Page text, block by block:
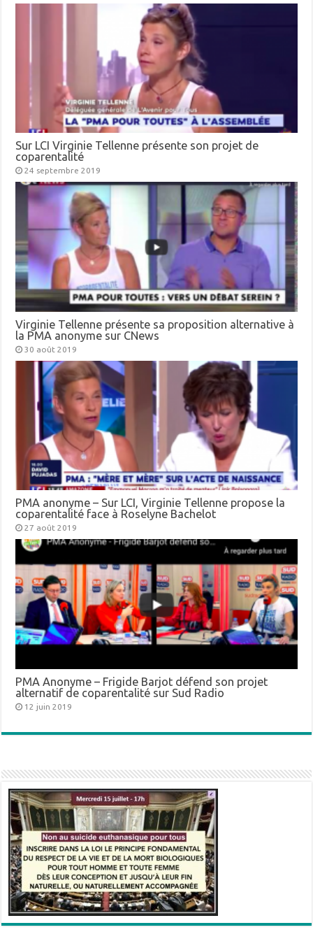
Sur LCI Virginie Tellenne présente son projet de
coparentalité
24 septembre 2019
Virginie Tellenne présente sa proposition alternative à
la PMA anonyme sur CNews
30 août 2019
PMA anonyme – Sur LCI, Virginie Tellenne propose la
coparentalité face à Roselyne Bachelot
27 août 2019
PMA Anonyme – Frigide Barjot défend son projet
alternatif de coparentalité sur Sud Radio
12 juin 2019